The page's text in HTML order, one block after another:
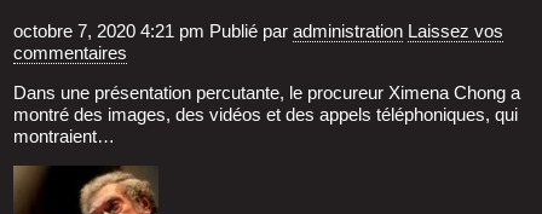
octobre 7, 2020 4:21 pm Publié paradministration Laissez vos
commentaires
Dans une pré­sen­ta­tion per­cu­tante, le pro­cu­reur Xime­na Chong a
mon­tré des images, des vidéos et des appels télé­pho­niques, qui
mon­traient…